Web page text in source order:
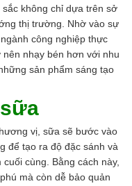
không chỉ dựa trên sở
thị trường. Nhờ vào sự
công nghiệp thực
nhạy bén hơn với nhu
sản phẩm sáng tạo
vị, sữa sẽ bước vào
để tạo ra độ đặc sánh và
cùng. Bằng cách này,
mà còn dễ bảo quản